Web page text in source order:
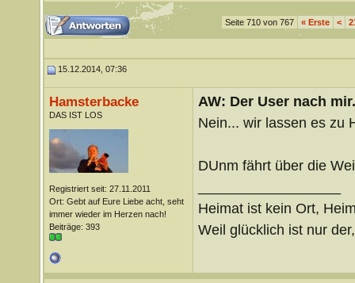
Seite 710 von 767 «Erste <
15.12.2014, 07:36
Hamsterbacke
DAS IST LOS
Registriert seit: 27.11.2011
Ort: Gebt auf Eure Liebe acht, seht
immer wieder im Herzen nach!
Beiträge: 393
AW: Der User nach
Nein... wir lassen es zu
DUnm fährt über die
Heimat ist kein Ort,
Weil glücklich ist nur